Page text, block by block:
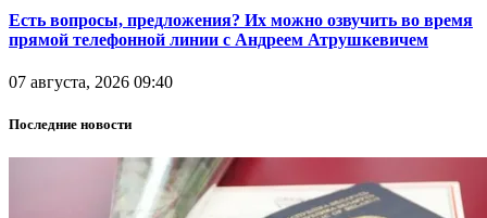
Есть вопросы, предложения? Их можно озвучить во время
прямой телефонной линии с Андреем Атрушкевичем
07 августа, 2026 09:40
Последние новости